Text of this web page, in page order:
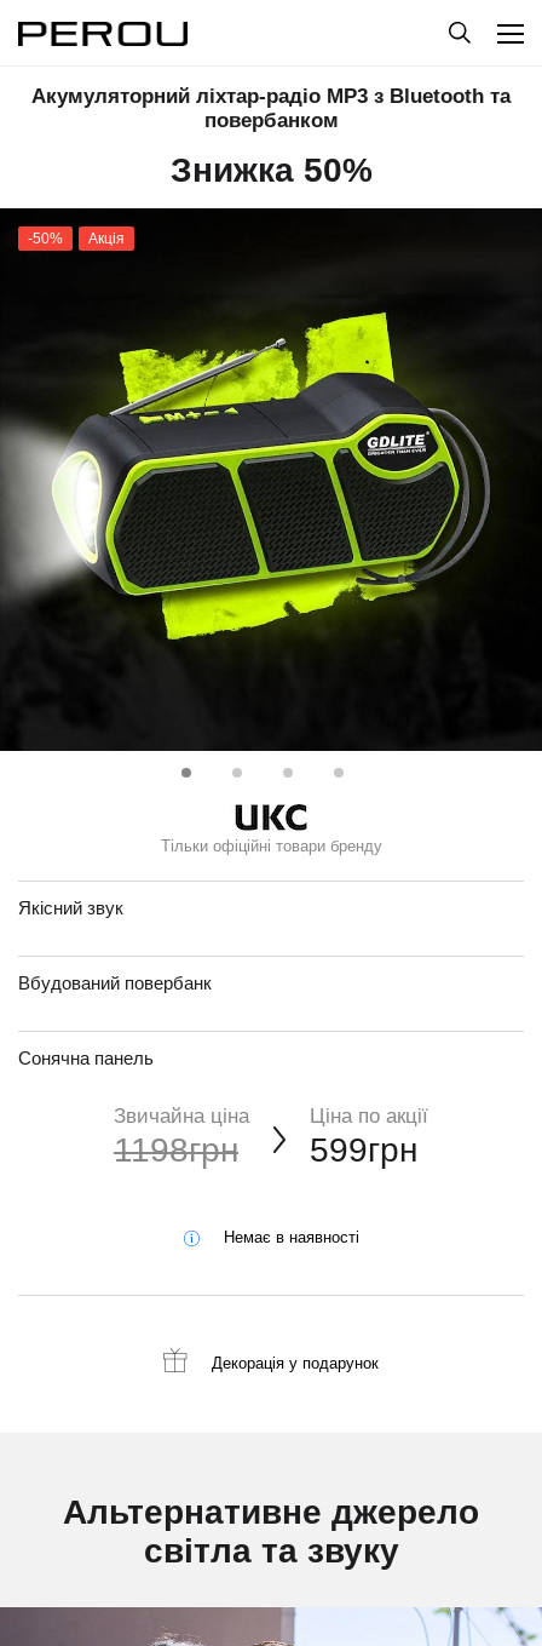
Акумуляторний ліхтар-радіо MP3 з Bluetooth та
повербанком
Знижка 50%
-50% Акція
Тільки офіційні товари бренду
Якісний звук
Вбудований повербанк
Сонячна панель
Звичайна ціна
1198грн
Ціна по акції
599грн
Немає в наявності
Декорація у подарунок
Альтернативне джерело
світла та звуку